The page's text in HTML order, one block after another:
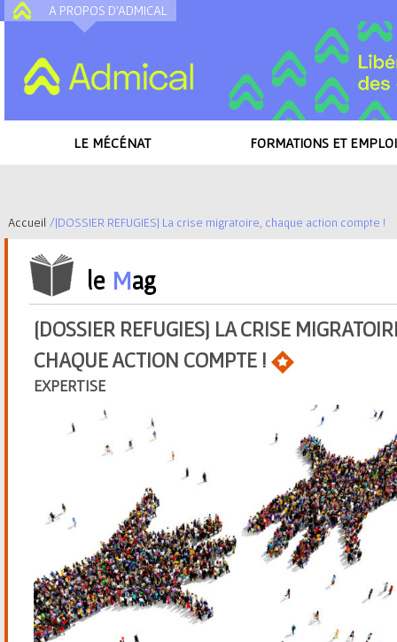
A PROPOS D'ADMICAL
LE MÉCÉNAT FORMATIONS ET
Accueil /[DOSSIER REFUGIES] La crise migratoire, chaque action compte !
le Mag
[DOSSIER REFUGIES] LA CRISE
CHAQUE ACTION COMPTE !
EXPERTISE